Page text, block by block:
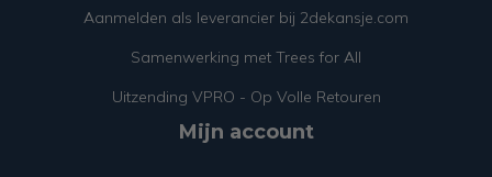
Aanmelden als leverancier bij 2dekansje.com
Samenwerking met Trees for All
Uitzending VPRO - Op Volle Retouren
Mijn account